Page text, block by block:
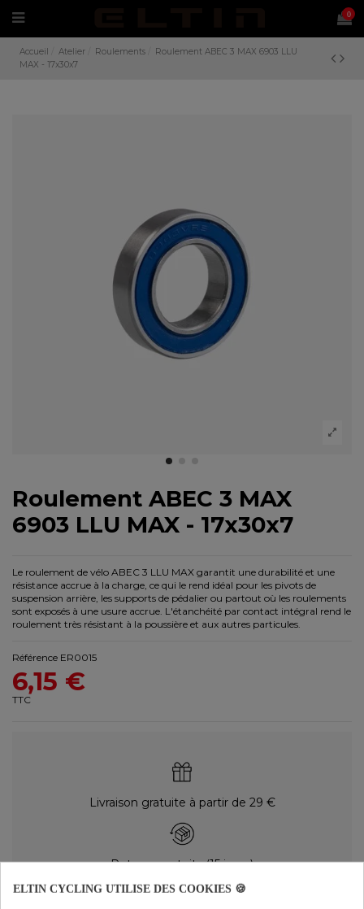
0
Accueil Atelier Roulements
Roulement ABEC 3 MAX 6903 LLU
MAX - 17x30x7
Roulement ABEC 3 MAX
6903 LLU MAX - 17x30x7
Le roulement de vélo ABEC 3 LLU MAX garantit une durabilité et une
résistance accrue à la charge, ce qui le rend idéal pour les pivots de
suspension arrière, les supports de pédalier ou partout où les roulements
sont exposés à une usure accrue. L'étanchéité par contact intégral rend le
roulement très résistant à la poussière et aux autres particules.
Référence ER0015
6,15 €
TTC
Livraison gratuite à partir de 29 €
Retours gratuits (15 jours)
ELTIN CYCLING UTILISE DES COOKIES 🍪